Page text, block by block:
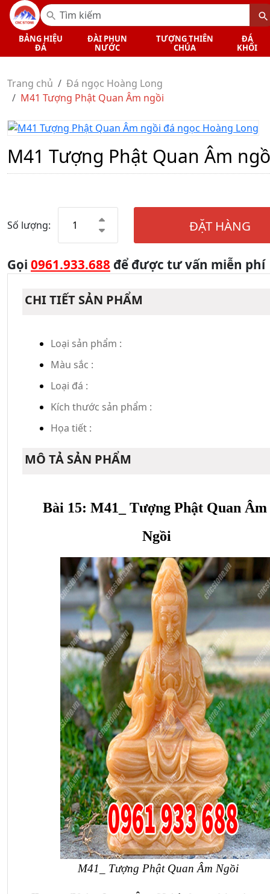
BẢNG HIỆU
ĐÁ
ĐÀI PHUN
NƯỚC
TƯỢNG THIÊN
CHÚA
ĐÁ
KHỐI
Trang chủ
Đá ngọc Hoàng Long
M41 Tượng Phật Quan Âm ngồi
M41 Tượng Phật Quan Âm
Số lượng: ĐẶT HÀNG
Gọi 0961.933.688 để được tư vấn miễn phí
CHI TIẾT SẢN PHẨM
Loại sản phẩm :
Màu sắc :
Loại đá :
Kích thước sản phẩm :
Họa tiết :
MÔ TẢ SẢN PHẨM
Bài 15: M41_ Tượng Phật Quan Âm
Ngồi
M41_ Tượng Phật Quan Âm Ngồi